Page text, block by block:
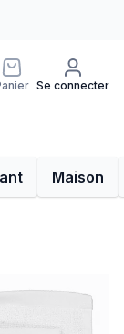
Se connecter
Maison